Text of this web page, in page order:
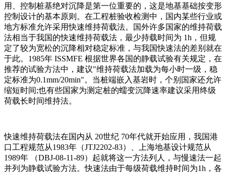
用、控制桩基绝对沉降是第一位重要的，这是地基基础按变形
控制设计的基本原则。在工程桩验收检测中，国内某些行业或
地方标准允许采用快速维持荷载法。国外许多国家的维持荷载
法相当于我国的快速维持荷载法，最少持载时间为 1h，但规
定了较为宽松的沉降相对稳定标准，与我国快速法的差别就在
于此。1985年 ISSMFE 根据世界各国的静载试验有关规定，在
推荐的试验方法中，建议"维持荷载法加载为每小时一级，稳
定标准为0.1mm/20min"。当桩端嵌入基岩时，个别国家还允许
缩短时间;也有些国家为测定桩的蠕变沉降速率建议采用终级
荷载长时间维持法。
快速维持荷载法在国内从 20世纪 70年代就开始应用，我国港
口工程规范从1983年（JTJ2202-83）、上海地基设计规范从
1989年 （DBJ-08-11-89）起就将这一方法列人，与慢速法一起
并列为静载试验方法。快速法由于每级荷载维持时间为1h，各